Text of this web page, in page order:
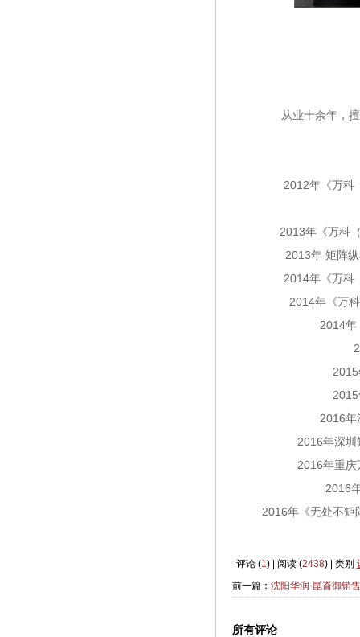
从业十余年，
2012年《万科
2013年《万科
2013年 矩阵
2014年《万科
2014年《万
2014年
2016年
2016年深圳
2016年重庆
2016
2016年 《无处不
评论 (1) | 阅读 (2438) | 类别
前一篇： 沈阳华润·崑崙御销
所有评论